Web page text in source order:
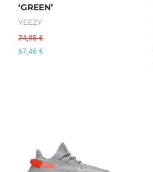
‘GREEN’
YEEZY
74,95€
67,46 €